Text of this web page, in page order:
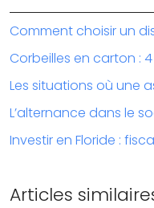
Comment choisir un
Corbeilles en carton :
Les situations où une
L’alternance dans le
Investir en Floride :
Articles